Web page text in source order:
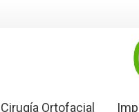
Cirugía Ortofacial